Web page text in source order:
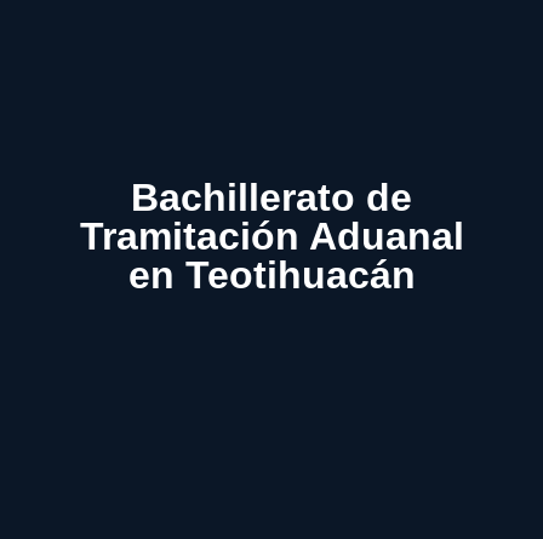
Bachillerato de
Tramitación Aduanal
en Teotihuacán